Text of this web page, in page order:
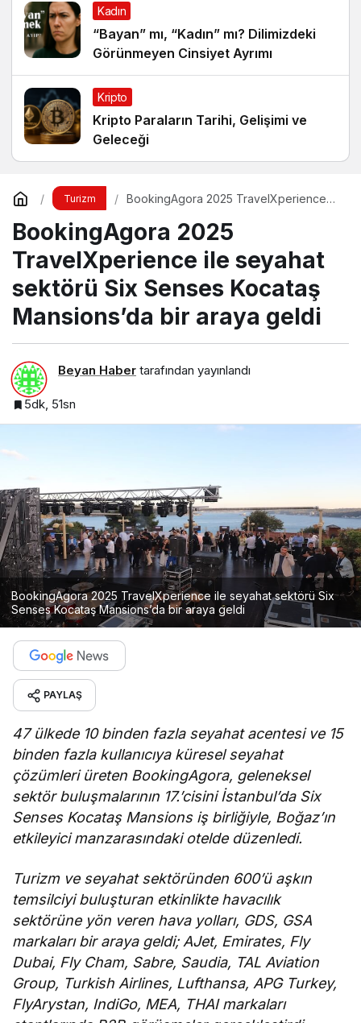
Kadın
“Bayan” mı, “Kadın” mı? Dilimizdeki
Görünmeyen Cinsiyet Ayrımı
Kripto
Kripto Paraların Tarihi, Gelişimi ve
Geleceği
Turizm
BookingAgora 2025 TravelXperience
Mansions’da bir araya geldi
BookingAgora 2025
TravelXperience ile seyahat
sektörü Six Senses Kocataş
Mansions’da bir araya geldi
Beyan Haber tarafından yayınlandı
5dk, 51sn
BookingAgora 2025 TravelXperience ile seyahat sektörü Six
Senses Kocataş Mansions’da bir araya geldi
PAYLAŞ
47 ülkede 10 binden fazla seyahat acentesi ve 15
binden fazla kullanıcıya küresel seyahat
çözümleri üreten BookingAgora, geleneksel
sektör buluşmalarının 17.’cisini İstanbul’da Six
Senses Kocataş Mansions iş birliğiyle, Boğaz’ın
etkileyici manzarasındaki otelde düzenledi.
Turizm ve seyahat sektöründen 600’ü aşkın
temsilciyi buluşturan etkinlikte havacılık
sektörüne yön veren hava yolları, GDS, GSA
markaları bir araya geldi; AJet, Emirates, Fly
Dubai, Fly Cham, Sabre, Saudia, TAL Aviation
Group, Turkish Airlines, Lufthansa, APG Turkey,
FlyArystan, IndiGo, MEA, THAI markaları